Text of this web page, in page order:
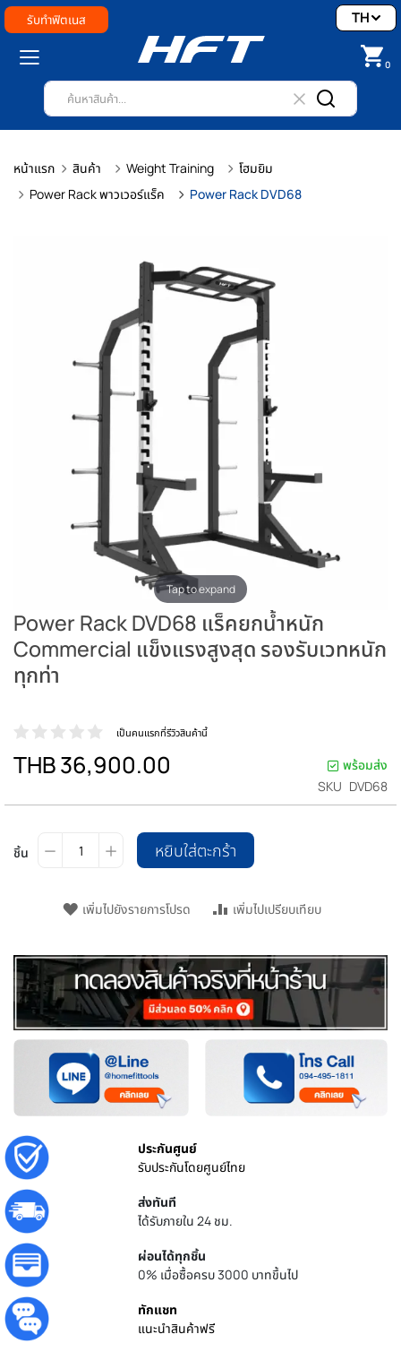
รับทำฟิตเนส
0
TH
หน้าแรก สินค้า Weight Training
โฮมยิม
Power Rack พาวเวอร์แร็ค
Power Rack DVD68
Tap to expand
Power Rack DVD68 แร็คยกน้ำหนัก
Commercial แข็งแรงสูงสุด รองรับเวทหนัก
ทุกท่า
เป็นคนแรกที่รีวิวสินค้านี้
THB 36,900.00
พร้อมส่ง
SKU DVD68
ชิ้น หยิบใส่ตะกร้า
เพิ่มไปยังรายการโปรด เพิ่มไปเปรียบเทียบ
ประกันศูนย์
รับประกันโดยศูนย์ไทย
ส่งทันที
ได้รับภายใน 24 ชม.
ผ่อนได้ทุกชิ้น
0% เมื่อซื้อครบ 3000 บาทขึ้นไป
ทักแชท
แนะนำสินค้าฟรี